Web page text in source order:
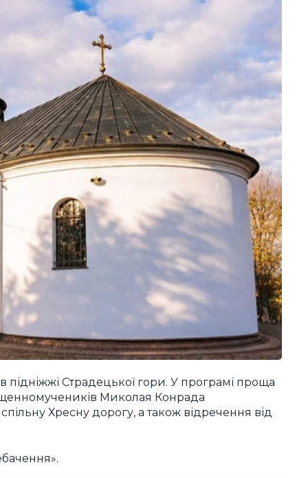
підніжжі Страдецької гори. У програмі проща
Миколая Конрада
Хресну дорогу, а також відречення від